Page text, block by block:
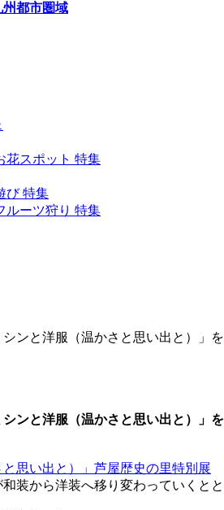
ンと洋服（温かさと思い出と）」を
ンと洋服（温かさと思い出と）」を
と思い出と）」芦屋歴史の里特別展
装から洋装へ移り変わっていくとと